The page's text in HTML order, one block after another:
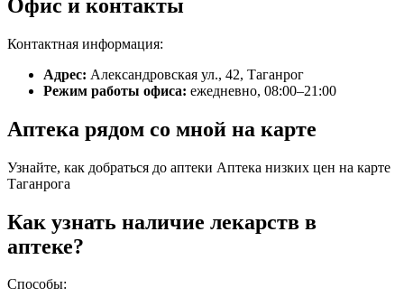
Офис и контакты
Контактная информация:
Адрес: Александровская ул., 42, Таганрог
Режим работы офиса: ежедневно, 08:00–21:00
Аптека рядом со мной на карте
Узнайте, как добраться до аптеки Аптека низких цен на карте
Таганрога
Как узнать наличие лекарств в
аптеке?
Способы: